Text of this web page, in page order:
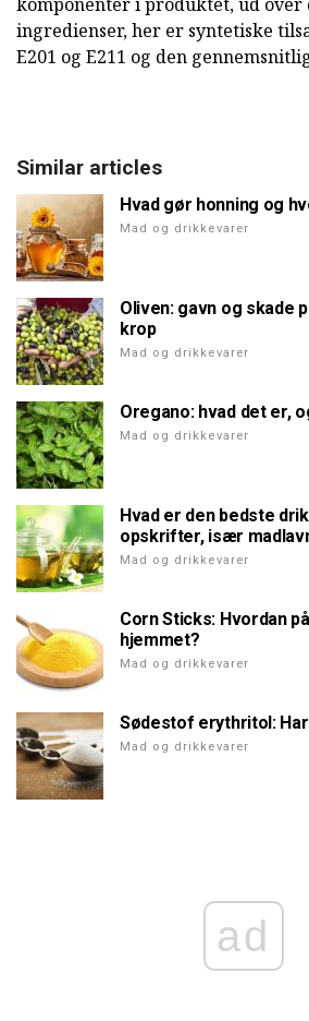
ingredienser, her er syntetiske
E201 og E211 og den
Similar articles
Hvad gør honning og
Mad og drikkevarer
Oliven: gavn og skade
krop
Mad og drikkevarer
Oregano: hvad det er,
Mad og drikkevarer
Hvad er den bedste
opskrifter, især
Mad og drikkevarer
Corn Sticks: Hvordan
hjemmet?
Mad og drikkevarer
Sødestof erythritol:
Mad og drikkevarer
ad